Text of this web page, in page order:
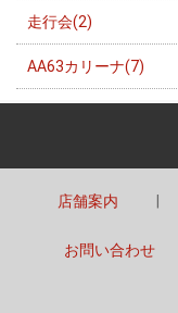
走行会(2)
AA63カリーナ(7)
店舗案内
お問い合わせ